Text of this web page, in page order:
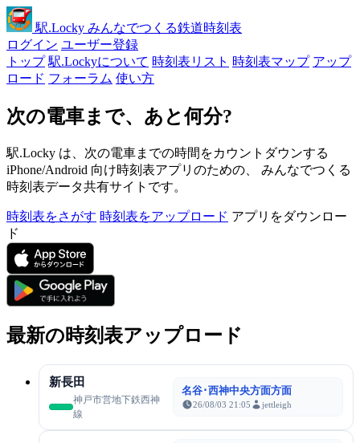
駅.Locky みんなでつくる鉄道時刻表
ログイン ユーザー登録
トップ 駅.Lockyについて 時刻表リスト 時刻表マップ アップ
ロード フォーラム 使い方
次の電車まで、あと何分?
駅.Locky は、次の電車までの時間をカウントダウンする
iPhone/Android 向け時刻表アプリのための、 みんなでつくる
時刻表データ共有サイトです。
時刻表をさがす 時刻表をアップロード アプリをダウンロー
ド
最新の時刻表アップロード
新長田
神戸市営地下鉄西神
線
名谷･西神中央方面方面
26/08/03 21:05 jettleigh